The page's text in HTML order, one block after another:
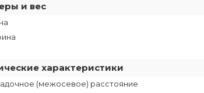
и вес
характеристики
(межосевое) расстояние